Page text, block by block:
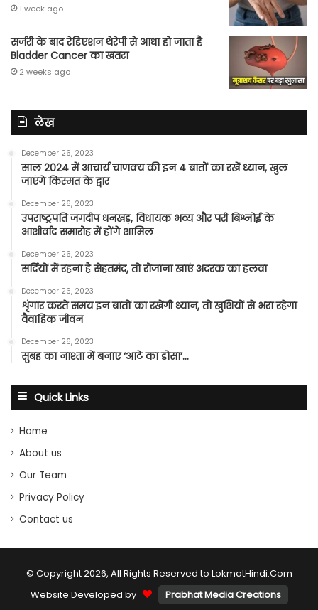
1 week ago
सर्जरी के बाद रेडिएशन थेरेपी से आधा हो जाता है
Bladder Cancer का खतरा
2 weeks ago
लेख
December 26, 2023
साल 2024 में आचार्य चाणक्य की इन 4 बातों का रखें ध्यान, खुल
जाएंगे किस्मत के द्वार
December 26, 2023
उपराष्ट्रपति जगदीप धनखड़, विधायक भव्य और परी बिश्नोई के
आशीर्वाद समारोह में होंगे शामिल
December 26, 2023
सर्दियों में रहना है सेहतमंद, तो रोजाना खाएं अदरक का हलवा
December 26, 2023
शृंगार करते समय इन बातों का रखेंगी ध्यान, तो खुशियों से भरा रहेगा
वैवाहिक जीवन
December 26, 2023
सुबह का नाश्ता में बनाए ‘आटे का डोसा’…
Quick Links
Home
About us
Our Team
Privacy Policy
Contact us
© Copyright 2026, All Rights Reserved to LokmatHindi.Com
Website Developed by
Prabhat Media Creations